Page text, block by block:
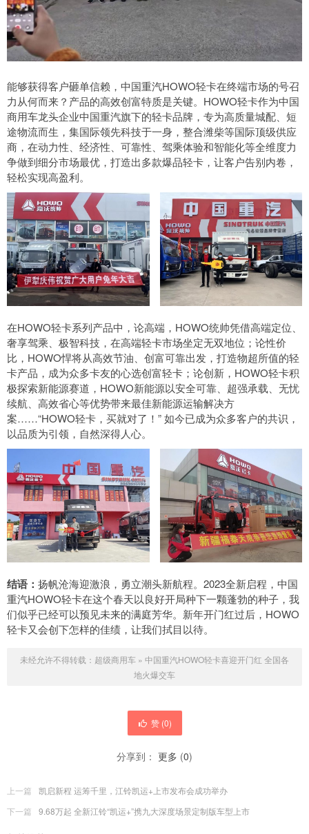
能够获得客户砸单信赖，中国重汽HOWO轻卡在终端市场的号召
力从何而来？产品的高效创富特质是关键。HOWO轻卡作为中国
商用车龙头企业中国重汽旗下的轻卡品牌，专为高质量城配、短
途物流而生，集国际领先科技于一身，整合潍柴等国际顶级供应
商，在动力性、经济性、可靠性、驾乘体验和智能化等全维度力
争做到细分市场最优，打造出多款爆品轻卡，让客户告别内卷，
轻松实现高盈利。
在HOWO轻卡系列产品中，论高端，HOWO统帅凭借高端定位、
奢享驾乘、极智科技，在高端轻卡市场坐定无双地位；论性价
比，HOWO悍将从高效节油、创富可靠出发，打造物超所值的轻
卡产品，成为众多卡友的心选创富轻卡；论创新，HOWO轻卡积
极探索新能源赛道，HOWO新能源以安全可靠、超强承载、无忧
续航、高效省心等优势带来最佳新能源运输解决方
案……“HOWO轻卡，买就对了！” 如今已成为众多客户的共识，
以品质为引领，自然深得人心。
结语： 扬帆沧海迎激浪，勇立潮头新航程。2023全新启程，中国
重汽HOWO轻卡在这个春天以良好开局种下一颗蓬勃的种子，我
们似乎已经可以预见未来的满庭芳华。新年开门红过后，HOWO
轻卡又会创下怎样的佳绩，让我们拭目以待。
未经允许不得转载： 超级商用车 » 中国重汽HOWO轻卡喜迎开门红 全国各
地火爆交车
赞 (0)
分享到： 更多 (0)
上一篇
凯启新程 运筹千里，江铃凯运+上市发布会成功举办
下一篇
9.68万起 全新江铃“凯运+”携九大深度场景定制版车型上市